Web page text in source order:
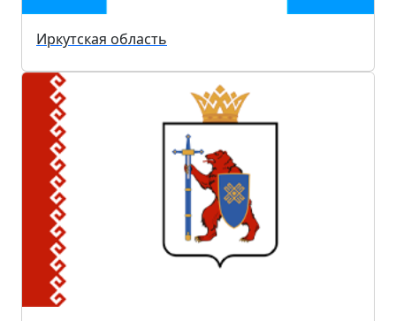
Иркутская область